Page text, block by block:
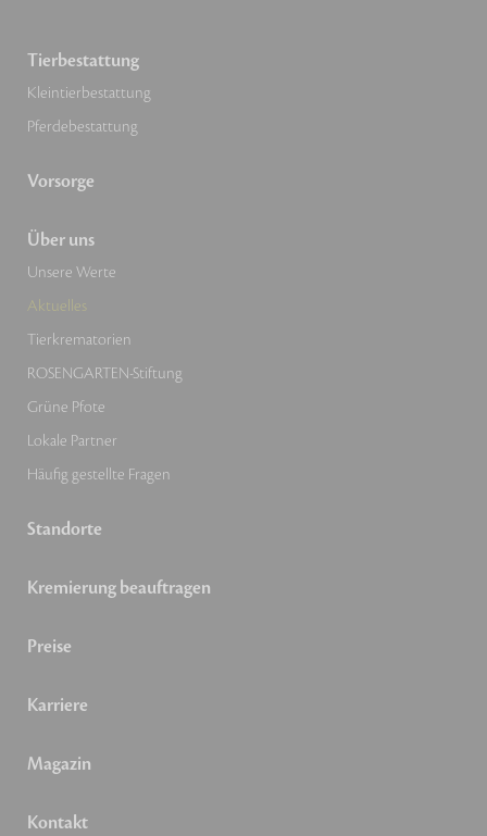
Tierbestattung
Kleintierbestattung
Pferdebestattung
Vorsorge
Über uns
Unsere Werte
Aktuelles
Tierkrematorien
ROSENGARTEN-Stiftung
Grüne Pfote
Lokale Partner
Häufig gestellte Fragen
Standorte
Kremierung beauftragen
Preise
Karriere
Magazin
Kontakt